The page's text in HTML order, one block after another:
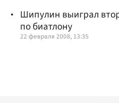
Шипулин выиграл
по биатлону
22 февраля 2008, 13:35